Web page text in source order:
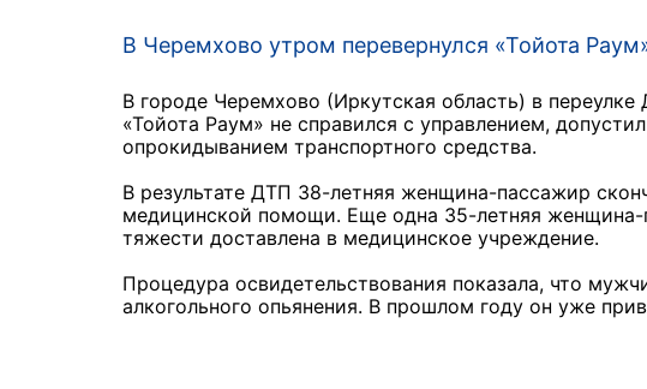
В Черемхово утром перевернулся «Тойота
В городе Черемхово (Иркутская область) в
«Тойота Раум» не справился с управлением,
опрокидыванием транспортного средства.
В результате ДТП 38-летняя женщина-пассажир
медицинской помощи. Еще одна 35-летняя женщина-
тяжести доставлена в медицинское учреждение.
Процедура освидетельствования показала, что
алкогольного опьянения. В прошлом году он уже